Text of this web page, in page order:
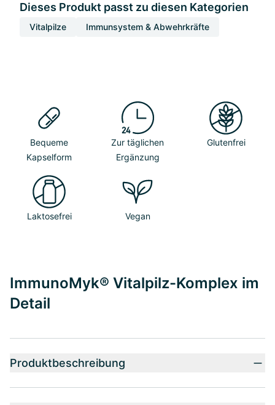
Dieses Produkt passt zu diesen Kategorien
Vitalpilze Immunsystem & Abwehrkräfte
Bequeme
Kapselform
Zur täglichen
Ergänzung
Glutenfrei
Laktosefrei Vegan
ImmunoMyk® Vitalpilz-Komplex im
Detail
Produktbeschreibung